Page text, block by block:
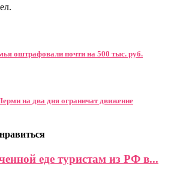
оштрафовали почти на 500 тыс. руб.
на два дня ограничат движение
еде туристам из РФ в...